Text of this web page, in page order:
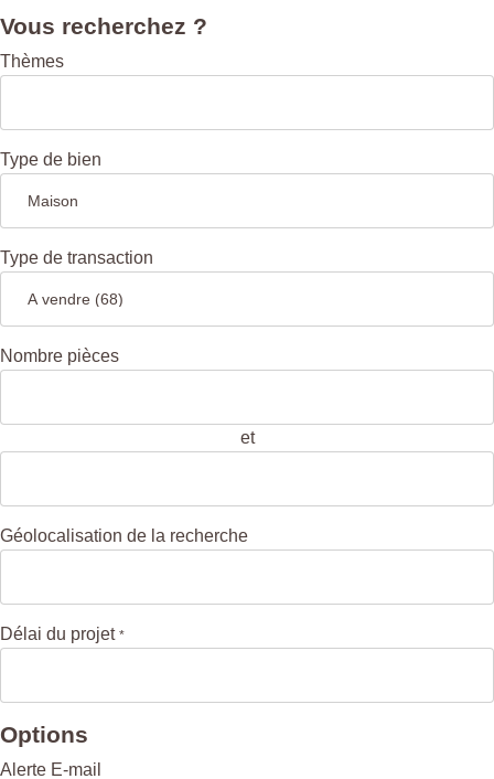
Vous recherchez ?
Thèmes
Type de bien
Type de transaction
Nombre pièces
et
Géolocalisation de la recherche
Délai du projet *
Options
Alerte E-mail